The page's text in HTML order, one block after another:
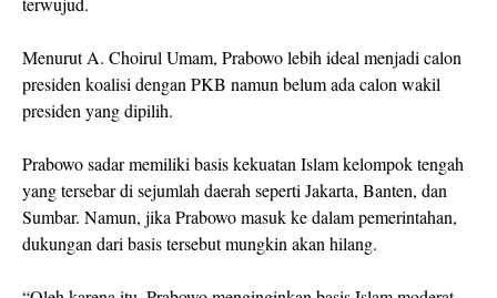
Menurut A. Choirul Umam, Prabowo lebih ideal menjadi calon
presiden koalisi dengan PKB namun belum ada calon wakil
presiden yang dipilih.
Prabowo sadar memiliki basis kekuatan Islam kelompok tengah
yang tersebar di sejumlah daerah seperti Jakarta, Banten, dan
Sumbar. Namun, jika Prabowo masuk ke dalam pemerintahan,
dukungan dari basis tersebut mungkin akan hilang.